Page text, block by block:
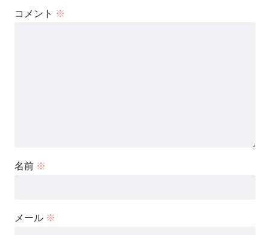
コメント ※
名前 ※
メール ※